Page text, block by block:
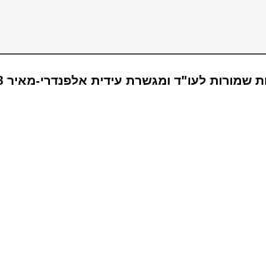
שמורות לעו"ד ומגשרת עידית אלפנדרי-מאיר 2023 |